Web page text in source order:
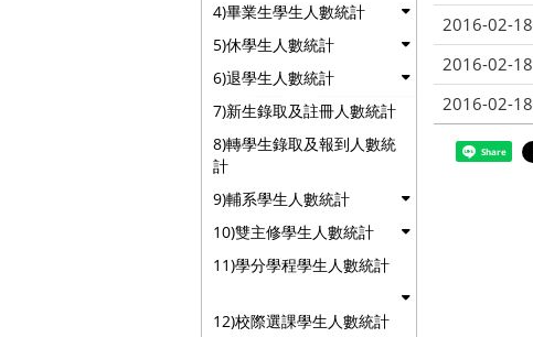
4)畢業生學生人數統計
5)休學生人數統計
6)退學生人數統計
7)新生錄取及註冊人數統計
8)轉學生錄取及報到人數統
計
9)輔系學生人數統計
10)雙主修學生人數統計
11)學分學程學生人數統計
12)校際選課學生人數統計
2016-02-18
2016-02-18
2016-02-18
Share